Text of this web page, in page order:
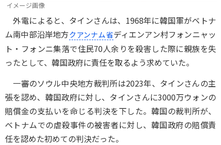
イメージ画像
外電によると、タインさんは、1968年に韓国軍がベトナ
ム南中部沿岸地方クアンナム省ディエンアン村フォンニャッ
ト・フォンニ集落で住民70人余りを殺害した際に親族を失
ったとして、韓国政府に責任を取るよう求めていた。
一審のソウル中央地方裁判所は2023年、タインさんの主
張を認め、韓国政府に対し、タインさんに3000万ウォンの
賠償金の支払いを命じる判決を下した。韓国の裁判所が、
ベトナムでの虐殺事件の被害者に対し、韓国政府の賠償責
任を認めた初めての判決だった。